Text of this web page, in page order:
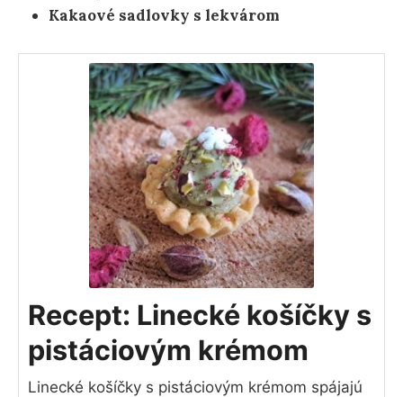
Kakaové sadlovky s lekvárom
Recept: Linecké košíčky s
pistáciovým krémom
Linecké košíčky s pistáciovým krémom spájajú